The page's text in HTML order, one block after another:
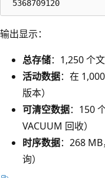
输出显示：
总存储：1,250 个
活动数据：在
版本）
可清空数据：150
VACUUM 回收）
时序数据：268
询）